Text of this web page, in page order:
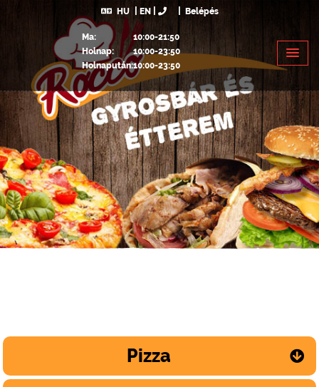
HU EN Belépés
Ma:
10:00-21:50
Holnap:
10:00-23:50
Holnapután:10:00-23:50
Pizza